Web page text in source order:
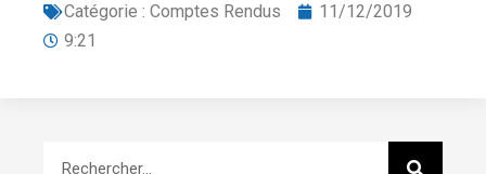
Catégorie : Comptes Rendus
11/12/2019
9:21